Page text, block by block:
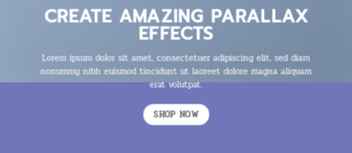
CREATE AMAZING PARALLAX
EFFECTS
Lorem ipsum dolor sit amet, consectetuer adipiscing elit, sed diam
nonummy nibh euismod tincidunt ut laoreet dolore magna aliquam
erat volutpat.
SHOP NOW